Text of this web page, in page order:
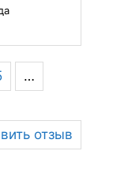
…
отзыв